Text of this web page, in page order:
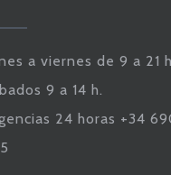
a viernes de 9 a 21
9 a 14 h.
24 horas +34